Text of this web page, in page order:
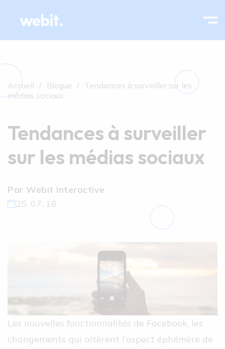
Accueil Blogue
Tendances à surveiller sur les
médias sociaux
Tendances à surveiller
sur les médias sociaux
Par Webit Interactive
25. 07. 16
Les nouvelles fonctionnalités de Facebook, les
changements qui altèrent l’aspect éphémère de